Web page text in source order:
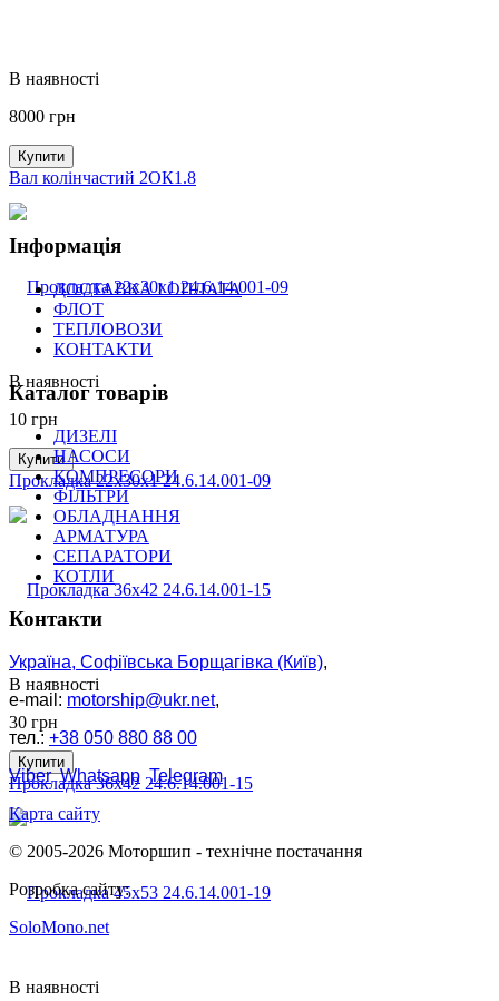
В наявності
8000 грн
Купити
Вал колінчастий 2ОК1.8
В наявності
10 грн
Купити
Прокладка 22х30х1 24.6.14.001-09
В наявності
30 грн
Купити
Прокладка 36х42 24.6.14.001-15
В наявності
Інформація
ДОСТАВКА І ОПЛАТА
ФЛОТ
ТЕПЛОВОЗИ
КОНТАКТИ
Каталог товарів
ДИЗЕЛІ
НАСОСИ
КОМПРЕСОРИ
ФІЛЬТРИ
ОБЛАДНАННЯ
АРМАТУРА
СЕПАРАТОРИ
КОТЛИ
Контакти
Україна, Софіївська Борщагівка (Київ),
e-mail: motorship@ukr.net,
тел.: +38 050 880 88 00
Viber Whatsapp Telegram
Карта сайту
© 2005-2026 Моторшип - технічне постачання
Розробка сайту:
SoloMono.net